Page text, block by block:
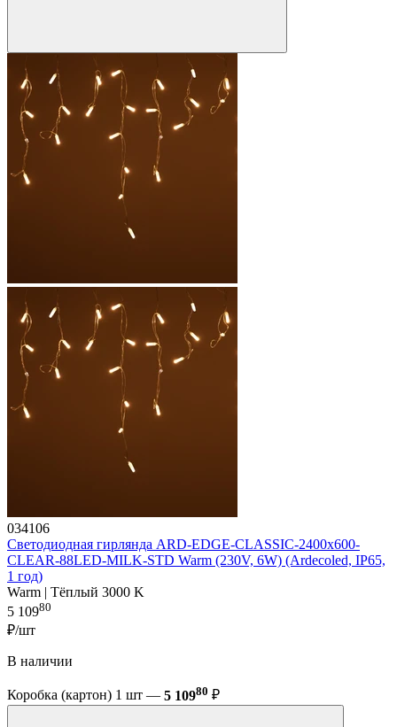
034106
Светодиодная гирлянда ARD-EDGE-CLASSIC-2400x600-
CLEAR-88LED-MILK-STD Warm (230V, 6W) (Ardecoled, IP65,
1 год)
Warm | Тёплый 3000 K
5 10980
₽/шт
В наличии
Коробка (картон) 1 шт — 5 10980 ₽